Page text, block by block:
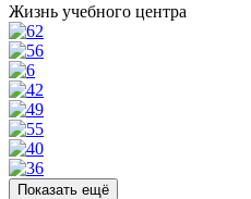
Жизнь учебного центра
Показать ещё